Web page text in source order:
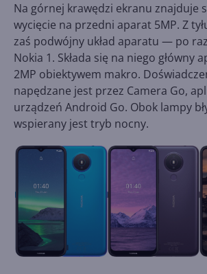
Na górnej krawędzi ekranu znajduje
wycięcie na przedni aparat 5MP. Z
zaś podwójny układ aparatu — po
Nokia 1. Składa się na niego główny
2MP obiektywem makro.
napędzane jest przez Camera Go,
urządzeń Android Go. Obok lampy
wspierany jest tryb nocny.